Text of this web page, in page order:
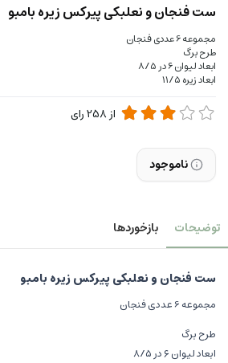
ست فنجان و نعلبکی پیرکس زیره بامبو
مجموعه 6 عددی فنجان
طرح برگ
ابعاد لیوان ۶ در ۸/۵
ابعاد زیره ۱۱/۵
از 258رای
ناموجود
توضیحات بازخوردها
ست فنجان و نعلبکی پیرکس زیره بامبو
مجموعه 6 عددی فنجان
طرح برگ
ابعاد لیوان ۶ در ۸/۵